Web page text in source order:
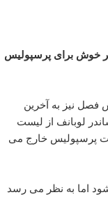
خوش برای پرسپولیس
فصل نیز به آخرین
لوبانف از لیست
پرسپولیس خارج می
شود اما به نظر می رسد